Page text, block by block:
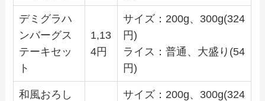
デミグラハ
ンバーグス
テーキセッ
ト
1,13
4円
サイズ：200g、300g(324
円)
ライス：普通、大盛り(54
円)
和風おろし
サイズ：200g、300g(324